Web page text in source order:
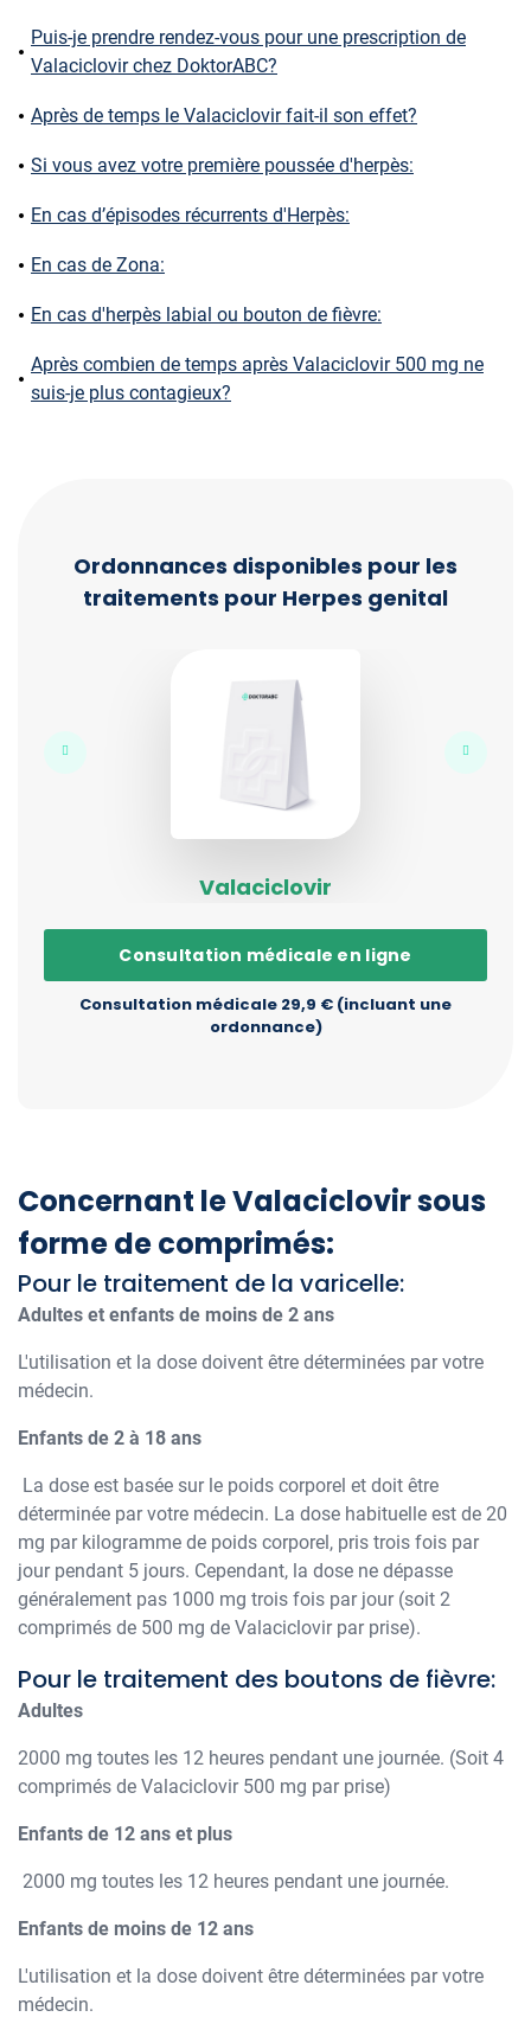
Puis-je prendre rendez-vous pour une prescription de
Valaciclovir chez DoktorABC?
Après de temps le Valaciclovir fait-il son effet?
Si vous avez votre première poussée d'herpès:
En cas d’épisodes récurrents d'Herpès:
En cas de Zona:
En cas d'herpès labial ou bouton de fièvre:
Après combien de temps après Valaciclovir 500 mg ne
suis-je plus contagieux?
Ordonnances disponibles pour les
traitements pour Herpes genital
Valaciclovir
Consultation médicale en ligne
Consultation médicale 29,9 € (incluant une
ordonnance)
Concernant le Valaciclovir sous
forme de comprimés:
Pour le traitement de la varicelle:
Adultes et enfants de moins de 2 ans
L'utilisation et la dose doivent être déterminées par votre
médecin.
Enfants de 2 à 18 ans
La dose est basée sur le poids corporel et doit être
déterminée par votre médecin. La dose habituelle est de 20
mg par kilogramme de poids corporel, pris trois fois par
jour pendant 5 jours. Cependant, la dose ne dépasse
généralement pas 1000 mg trois fois par jour (soit 2
comprimés de 500 mg de Valaciclovir par prise).
Pour le traitement des boutons de fièvre:
Adultes
2000 mg toutes les 12 heures pendant une journée. (Soit 4
comprimés de Valaciclovir 500 mg par prise)
Enfants de 12 ans et plus
2000 mg toutes les 12 heures pendant une journée.
Enfants de moins de 12 ans
L'utilisation et la dose doivent être déterminées par votre
médecin.